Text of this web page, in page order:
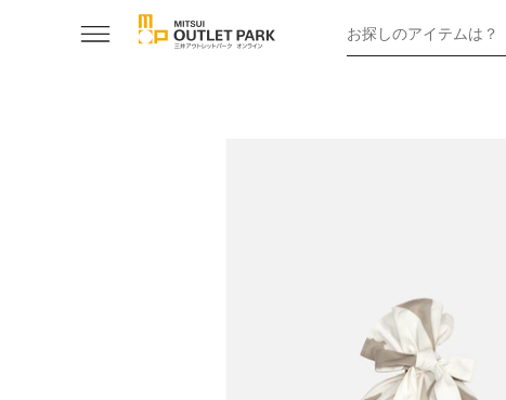
お探しのアイテムは？